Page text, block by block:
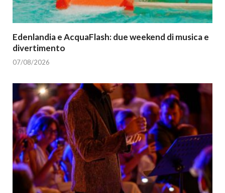
Edenlandia e AcquaFlash: due weekend di musica e
divertimento
07/08/2026